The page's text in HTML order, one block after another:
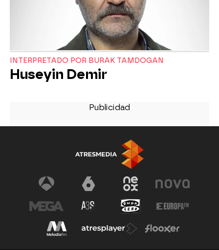
INTERPRETADO POR BURAK TAMDOGAN
Huseyin Demir